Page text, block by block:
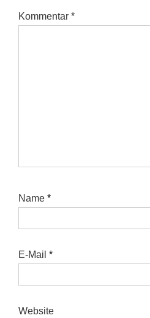
Kommentar *
Name *
E-Mail *
Website